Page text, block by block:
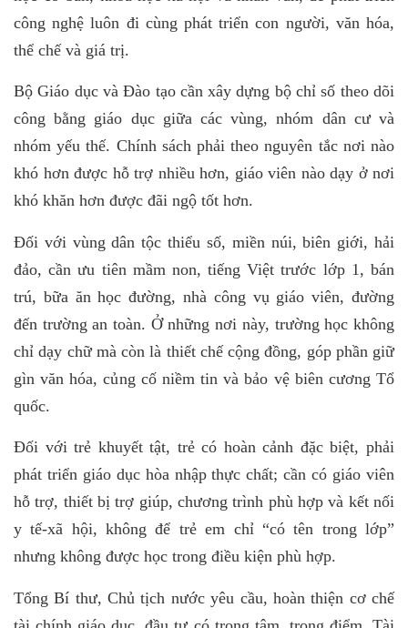
công nghệ luôn đi cùng phát triển con người, văn hóa,
thể chế và giá trị.
Bộ Giáo dục và Đào tạo cần xây dựng bộ chỉ số theo dõi
công bằng giáo dục giữa các vùng, nhóm dân cư và
nhóm yếu thế. Chính sách phải theo nguyên tắc nơi nào
khó hơn được hỗ trợ nhiều hơn, giáo viên nào dạy ở nơi
khó khăn hơn được đãi ngộ tốt hơn.
Đối với vùng dân tộc thiểu số, miền núi, biên giới, hải
đảo, cần ưu tiên mầm non, tiếng Việt trước lớp 1, bán
trú, bữa ăn học đường, nhà công vụ giáo viên, đường
đến trường an toàn. Ở những nơi này, trường học không
chỉ dạy chữ mà còn là thiết chế cộng đồng, góp phần giữ
gìn văn hóa, củng cố niềm tin và bảo vệ biên cương Tổ
quốc.
Đối với trẻ khuyết tật, trẻ có hoàn cảnh đặc biệt, phải
phát triển giáo dục hòa nhập thực chất; cần có giáo viên
hỗ trợ, thiết bị trợ giúp, chương trình phù hợp và kết nối
y tế-xã hội, không để trẻ em chỉ “có tên trong lớp”
nhưng không được học trong điều kiện phù hợp.
Tổng Bí thư, Chủ tịch nước yêu cầu, hoàn thiện cơ chế